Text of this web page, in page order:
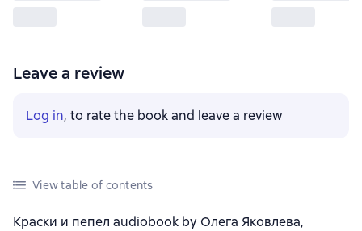
Leave a review
Log in, to rate the book and leave a review
View table of contents
Краски и пепел audiobook by Олега Яковлева,